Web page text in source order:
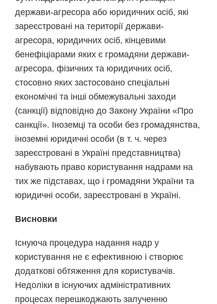
держави-агресора або юридичних осіб, які
зареєстровані на території держави-
агресора, юридичних осіб, кінцевими
бенефіціарами яких є громадяни держави-
агресора, фізичних та юридичних осіб,
стосовно яких застосовано спеціальні
економічні та інші обмежувальні заходи
(санкції) відповідно до Закону України «Про
санкції». Іноземці та особи без громадянства,
іноземні юридичні особи (в т. ч. через
зареєстровані в Україні представництва)
набувають право користування надрами на
тих же підставах, що і громадяни України та
юридичні особи, зареєстровані в Україні.
Висновки
Існуюча процедура надання надр у
користування не є ефективною і створює
додаткові обтяження для користувачів.
Недоліки в існуючих адміністративних
процесах перешкоджають залученню